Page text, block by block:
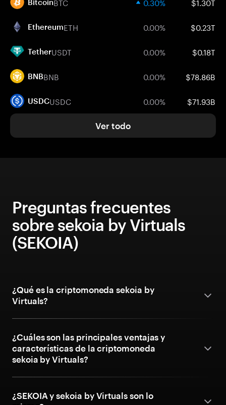
Bitcoin
EthereumETH 0.00% $0.23T
TetherUSDT 0.00% $0.18T
BNBBNB 0.00% $78.86B
USDCUSDC 0.00% $71.93B
Ver todo
Preguntas frecuentes
sobre sekoia by Virtuals
(SEKOIA)
¿Qué es la criptomoneda sekoia by
Virtuals?
¿Cuáles son las principales ventajas y
características de la criptomoneda
sekoia by Virtuals?
¿SEKOIA y sekoia by Virtuals son lo